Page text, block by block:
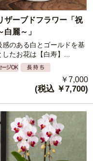
ザーブドフラワー「祝
白麗～」
感のある白とゴールドを基
したお花は【白寿】...
￥7,000
(税込 ￥7,700)